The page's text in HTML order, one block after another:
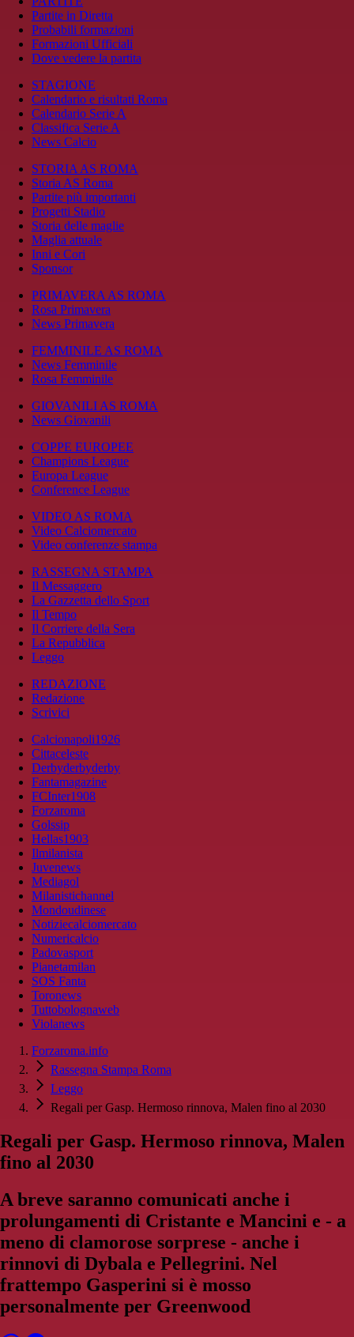
Partite in Diretta
Probabili formazioni
Formazioni Ufficiali
Dove vedere la partita
STAGIONE
Calendario e risultati Roma
Calendario Serie A
Classifica Serie A
News Calcio
STORIA AS ROMA
Storia AS Roma
Partite più importanti
Progetti Stadio
Storia delle maglie
Maglia attuale
Inni e Cori
Sponsor
PRIMAVERA AS ROMA
Rosa Primavera
News Primavera
FEMMINILE AS ROMA
News Femminile
Rosa Femminile
GIOVANILI AS ROMA
News Giovanili
COPPE EUROPEE
Champions League
Europa League
Conference League
VIDEO AS ROMA
Video Calciomercato
Video conferenze stampa
RASSEGNA STAMPA
Il Messaggero
La Gazzetta dello Sport
Il Tempo
Il Corriere della Sera
La Repubblica
Leggo
REDAZIONE
Redazione
Scrivici
Calcionapoli1926
Cittaceleste
Derbyderbyderby
Fantamagazine
FCInter1908
Forzaroma
Golssip
Hellas1903
Ilmilanista
Juvenews
Mediagol
Milanistichannel
Mondoudinese
Notiziecalciomercato
Numericalcio
Padovasport
Pianetamilan
SOS Fanta
Toronews
Tuttobolognaweb
Violanews
Forzaroma.info
Rassegna Stampa Roma
Leggo
Regali per Gasp. Hermoso rinnova, Malen fino al 2030
Regali per Gasp. Hermoso rinnova, Malen
fino al 2030
A breve saranno comunicati anche i
prolungamenti di Cristante e Mancini e - a
meno di clamorose sorprese - anche i
rinnovi di Dybala e Pellegrini. Nel
frattempo Gasperini si è mosso
personalmente per Greenwood